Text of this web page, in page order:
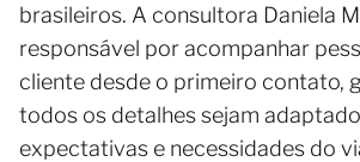
brasileiros. A consultora Daniela
responsável por acompanhar
cliente desde o primeiro contato,
todos os detalhes sejam
expectativas e necessidades do